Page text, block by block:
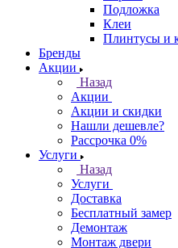
Подложка
Клеи
Плинтусы и
Бренды
Акции
Назад
Акции
Акции и скидки
Нашли дешевле?
Рассрочка 0%
Услуги
Назад
Услуги
Доставка
Бесплатный замер
Демонтаж
Монтаж двери